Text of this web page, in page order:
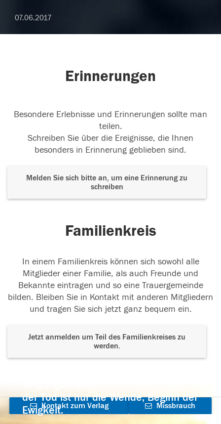
07.06.2017
Erinnerungen
Besondere Erlebnisse und Erinnerungen sollte man
teilen.
Schreiben Sie über die Ereignisse, die Ihnen
besonders in Erinnerung geblieben sind.
Melden Sie sich bitte an, um eine Erinnerung zu
schreiben
Familienkreis
In einem Familienkreis können sich sowohl alle
Mitglieder einer Familie, als auch Freunde und
Bekannte eintragen und so eine Trauergemeinde
bilden. Bleiben Sie in Kontakt mit anderen Mitgliedern
und tragen Sie sich jetzt ganz bequem ein.
Jetzt anmelden um Teil des Familienkreises zu
werden.
der Tod ist nur die Wende, Beginn der
Ewigkeit.
Kontakt zum Verlag
Missbrauch